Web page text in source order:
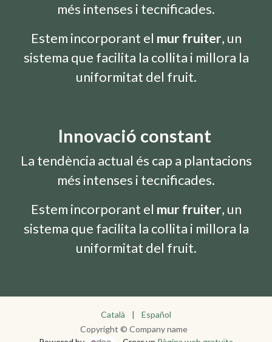
més intenses i tecnificades.
Estem incorporant el mur fruiter, un
sistema que facilita la collita i millora la
uniformitat del fruit.
Innovació constant
La tendència actual és cap a plantacions
més intenses i tecnificades.
Estem incorporant el mur fruiter, un
sistema que facilita la collita i millora la
uniformitat del fruit.
Copyright © Company name
Català | Español